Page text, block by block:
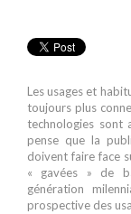
Les usages et
toujours plus
technologies sont
pense que la
doivent faire face
« gavées » de
génération
prospective des